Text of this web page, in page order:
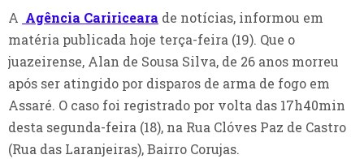
A Agência Caririceara de notícias, informou em
matéria publicada hoje terça-feira (19). Que o
juazeirense, Alan de Sousa Silva, de 26 anos morreu
após ser atingido por disparos de arma de fogo em
Assaré. O caso foi registrado por volta das 17h40min
desta segunda-feira (18), na Rua Clóves Paz de Castro
(Rua das Laranjeiras), Bairro Corujas.